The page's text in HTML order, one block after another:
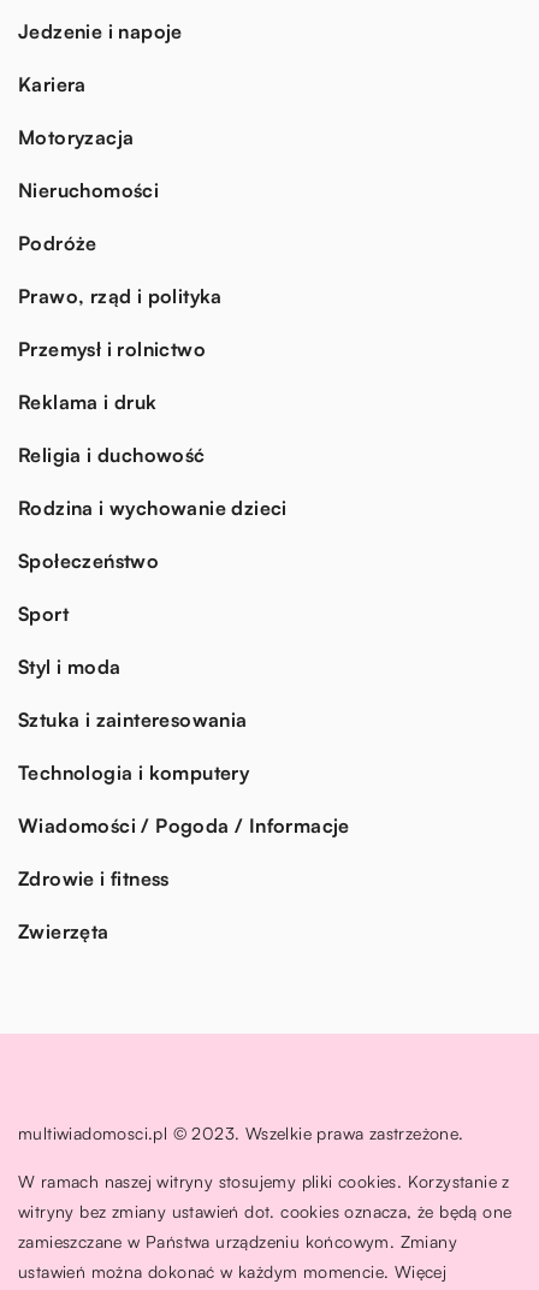
Jedzenie i napoje
Kariera
Motoryzacja
Nieruchomości
Podróże
Prawo, rząd i polityka
Przemysł i rolnictwo
Reklama i druk
Religia i duchowość
Rodzina i wychowanie dzieci
Społeczeństwo
Sport
Styl i moda
Sztuka i zainteresowania
Technologia i komputery
Wiadomości / Pogoda / Informacje
Zdrowie i fitness
Zwierzęta
multiwiadomosci.pl © 2023. Wszelkie prawa zastrzeżone.
W ramach naszej witryny stosujemy pliki cookies. Korzystanie z
witryny bez zmiany ustawień dot. cookies oznacza, że będą one
zamieszczane w Państwa urządzeniu końcowym. Zmiany
ustawień można dokonać w każdym momencie. Więcej